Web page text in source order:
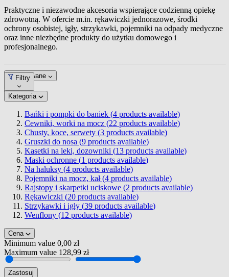
Praktyczne i niezawodne akcesoria wspierające codzienną opiekę
zdrowotną. W ofercie m.in. rękawiczki jednorazowe, środki
ochrony osobistej, igły, strzykawki, pojemniki na odpady medyczne
oraz inne niezbędne produkty do użytku domowego i
profesjonalnego.
Dopasowane
Filtry
Kategoria
Bańki i pompki do baniek (4 products available)
Cewniki, worki na mocz (22 products available)
Chusty, koce, serwety (3 products available)
Gruszki do nosa (9 products available)
Kasetki na leki, dozowniki (13 products available)
Maski ochronne (1 products available)
Na haluksy (4 products available)
Pojemniki na mocz, kał (4 products available)
Rajstopy i skarpetki uciskowe (2 products available)
Rękawiczki (20 products available)
Strzykawki i igły (39 products available)
Wenflony (12 products available)
Cena
Minimum value 0,00 zł
Maximum value 128,99 zł
Zastosuj